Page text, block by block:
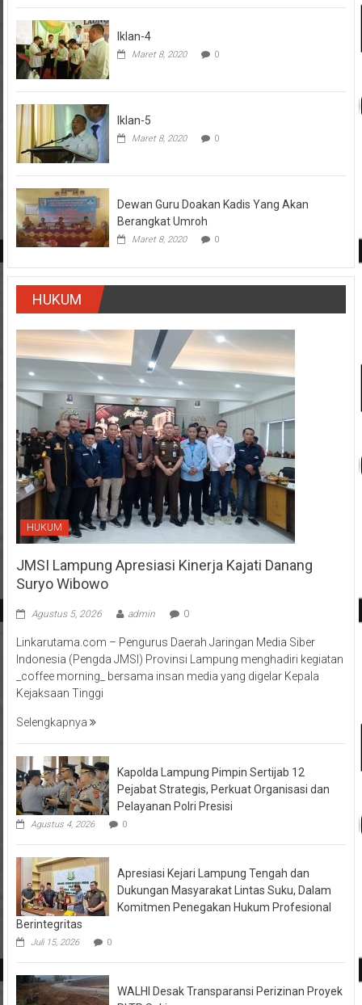
Iklan-4
Maret 8, 2020 0
Iklan-5
Maret 8, 2020 0
Dewan Guru Doakan Kadis Yang Akan
Berangkat Umroh
Maret 8, 2020 0
HUKUM
HUKUM
JMSI Lampung Apresiasi Kinerja Kajati Danang
Suryo Wibowo
Agustus 5, 2026 admin 0
Linkarutama.com – Pengurus Daerah Jaringan Media Siber
Indonesia (Pengda JMSI) Provinsi Lampung menghadiri kegiatan
_coffee morning_ bersama insan media yang digelar Kepala
Kejaksaan Tinggi
Selengkapnya
Kapolda Lampung Pimpin Sertijab 12
Pejabat Strategis, Perkuat Organisasi dan
Pelayanan Polri Presisi
Agustus 4, 2026 0
Apresiasi Kejari Lampung Tengah dan
Dukungan Masyarakat Lintas Suku, Dalam
Komitmen Penegakan Hukum Profesional
Berintegritas
Juli 15, 2026 0
WALHI Desak Transparansi Perizinan Proyek